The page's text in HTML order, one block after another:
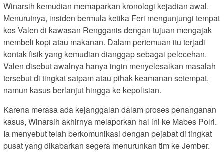
Winarsih kemudian memaparkan kronologi kejadian awal.
Menurutnya, insiden bermula ketika Feri mengunjungi tempat
kos Valen di kawasan Rengganis dengan tujuan mengajak
membeli kopi atau makanan. Dalam pertemuan itu terjadi
kontak fisik yang kemudian dianggap sebagai pelecehan.
Valen disebut awalnya hanya ingin menyelesaikan masalah
tersebut di tingkat satpam atau pihak keamanan setempat,
namun kasus berlanjut hingga ke kepolisian.
Karena merasa ada kejanggalan dalam proses penanganan
kasus, Winarsih akhirnya melaporkan hal ini ke Mabes Polri.
Ia menyebut telah berkomunikasi dengan pejabat di tingkat
pusat yang dikabarkan segera menurunkan tim ke Jember.